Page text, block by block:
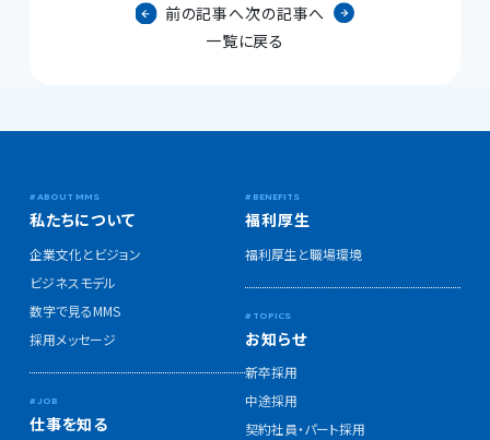
前の記事へ
一覧に戻る
次の記事へ
私たちについて
企業文化とビジョン
ビジネスモデル
数字で見るMMS
採用メッセージ
仕事を知る
福利厚生
福利厚生と職場環境
お知らせ
新卒採用
中途採用
契約社員・パート採用